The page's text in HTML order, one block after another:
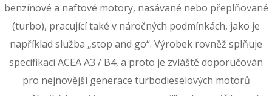
benzínové a naftové motory, nasávané nebo přeplňované
(turbo), pracující také v náročných podmínkách, jako je
například služba „stop and go“. Výrobek rovněž splňuje
specifikaci ACEA A3 / B4, a proto je zvláště doporučován
pro nejnovější generace turbodieselových motorů